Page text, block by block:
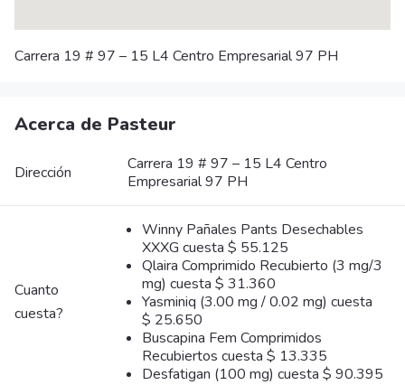
Carrera 19 # 97 – 15 L4 Centro Empresarial 97 PH
Acerca de Pasteur
Dirección
Carrera 19 # 97 – 15 L4 Centro
Empresarial 97 PH
Cuanto
cuesta?
Winny Pañales Pants Desechables
XXXG cuesta $ 55.125
Qlaira Comprimido Recubierto (3 mg/3
mg) cuesta $ 31.360
Yasminiq (3.00 mg / 0.02 mg) cuesta
$ 25.650
Buscapina Fem Comprimidos
Recubiertos cuesta $ 13.335
Desfatigan (100 mg) cuesta $ 90.395